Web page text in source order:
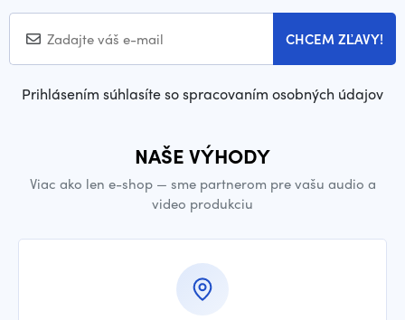
CHCEM ZĽAVY!
Prihlásením súhlasíte so spracovaním osobných údajov
NAŠE VÝHODY
Viac ako len e-shop — sme partnerom pre vašu audio a
video produkciu